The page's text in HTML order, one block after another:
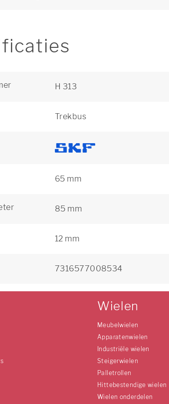
H 313
Trekbus
65 mm
85 mm
12 mm
7316577008534
Wielen
Meubelwielen
Apparatenwielen
Industriële wielen
Steigerwielen
Palletrollen
Hittebestendige wielen
Wielen onderdelen